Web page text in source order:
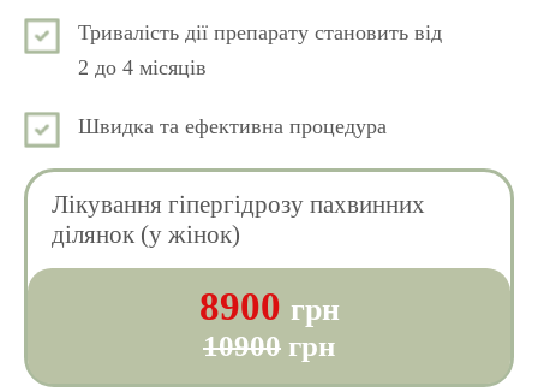
Тривалість дії препарату становить від
2 до 4 місяців
Швидка та ефективна процедура
Лікування гіпергідрозу пахвинних
ділянок (у жінок)
8900 грн
10900 грн